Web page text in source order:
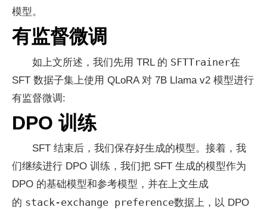
模型。
有监督微调
如上文所述，我们先用 TRL 的 SFTTrainer在
SFT 数据子集上使用 QLoRA 对 7B Llama v2 模型进行
有监督微调:
DPO 训练
SFT 结束后，我们保存好生成的模型。接着，我
们继续进行 DPO 训练，我们把 SFT 生成的模型作为
DPO 的基础模型和参考模型，并在上文生成
的 stack-exchange preference数据上，以 DPO